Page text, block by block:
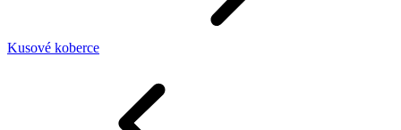
Kusové koberce